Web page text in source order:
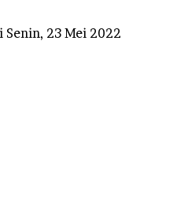
Senin, 23 Mei 2022